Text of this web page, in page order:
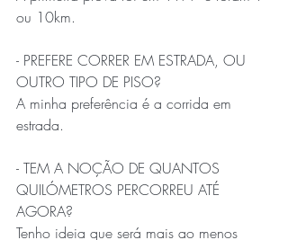
ou 10km.
- PREFERE CORRER EM ESTRADA, OU
OUTRO TIPO DE PISO?
A minha preferência é a corrida em
estrada.
- TEM A NOÇÃO DE QUANTOS
QUILÓMETROS PERCORREU ATÉ
AGORA?
Tenho ideia que será mais ao menos